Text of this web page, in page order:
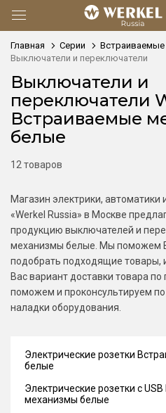
Главная Серии
Выключатели и переключатели
Выключатели и
переключатели
Встраиваемые
белые
12 товаров
Магазин электрики, автоматики
«Werkel Russia» в Москве
продукцию выключателей и
механизмы белые. Мы поможем
подобрать подходящие
Вас вариант доставки товара
поможем и проконсультируем
наладки оборудования.
Электрические розетки
белые
Электрические розетки с
механизмы белые